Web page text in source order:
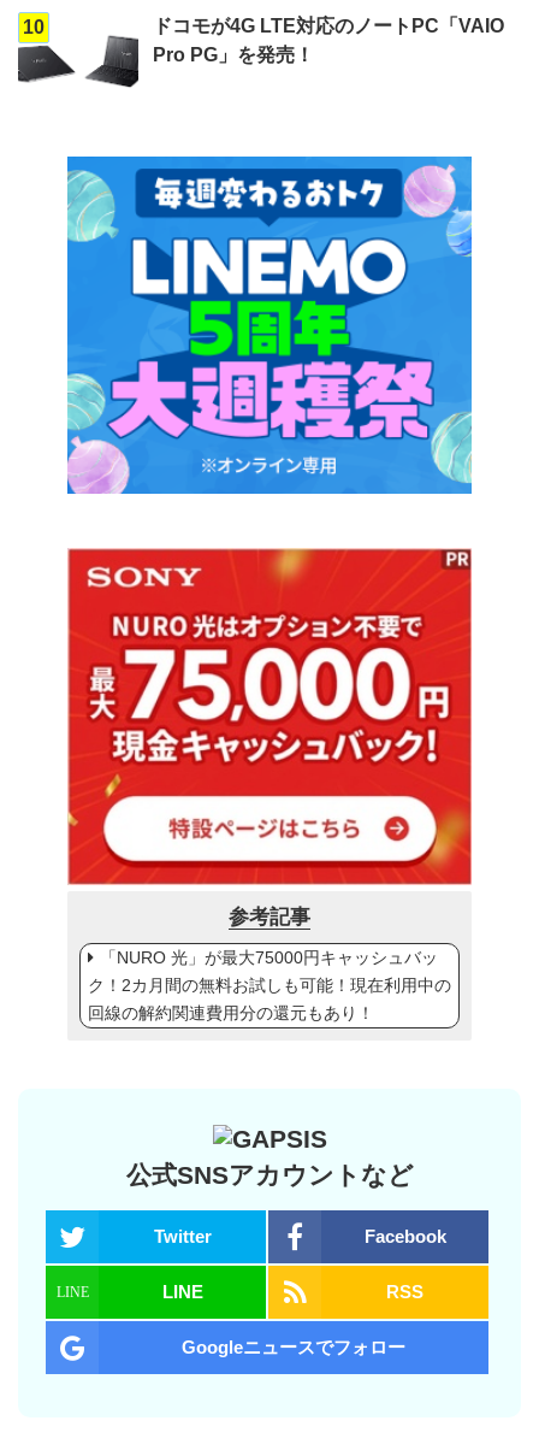
10
ドコモが4G LTE対応のノートPC「VAIO
Pro PG」を発売！
参考記事
「NURO 光」が最大75000円キャッシュバッ
ク！2カ月間の無料お試しも可能！現在利用中の
回線の解約関連費用分の還元もあり！
公式SNSアカウントなど
Twitter Facebook
LINE RSS
Googleニュースでフォロー